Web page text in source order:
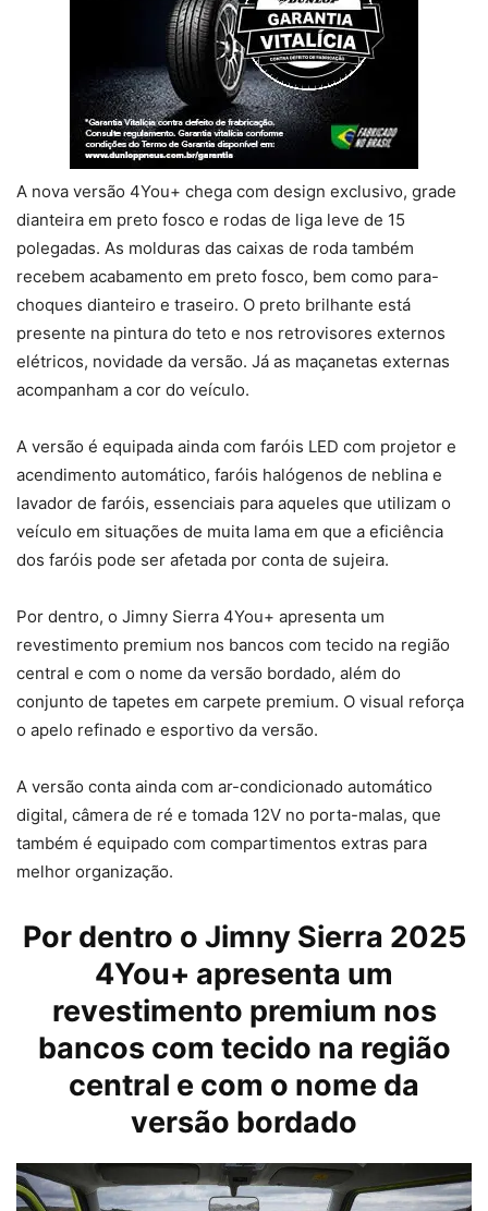
A nova versão 4You+ chega com design exclusivo, grade
dianteira em preto fosco e rodas de liga leve de 15
polegadas. As molduras das caixas de roda também
recebem acabamento em preto fosco, bem como para-
choques dianteiro e traseiro. O preto brilhante está
presente na pintura do teto e nos retrovisores externos
elétricos, novidade da versão. Já as maçanetas externas
acompanham a cor do veículo.
A versão é equipada ainda com faróis LED com projetor e
acendimento automático, faróis halógenos de neblina e
lavador de faróis, essenciais para aqueles que utilizam o
veículo em situações de muita lama em que a eficiência
dos faróis pode ser afetada por conta de sujeira.
Por dentro, o Jimny Sierra 4You+ apresenta um
revestimento premium nos bancos com tecido na região
central e com o nome da versão bordado, além do
conjunto de tapetes em carpete premium. O visual reforça
o apelo refinado e esportivo da versão.
A versão conta ainda com ar-condicionado automático
digital, câmera de ré e tomada 12V no porta-malas, que
também é equipado com compartimentos extras para
melhor organização.
Por dentro o Jimny Sierra 2025
4You+ apresenta um
revestimento premium nos
bancos com tecido na região
central e com o nome da
versão bordado